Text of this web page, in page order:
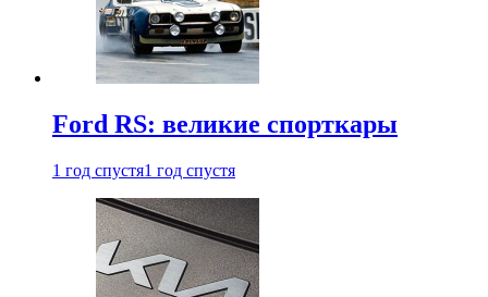
Ford RS: великие спорткары
1 год спустя1 год спустя